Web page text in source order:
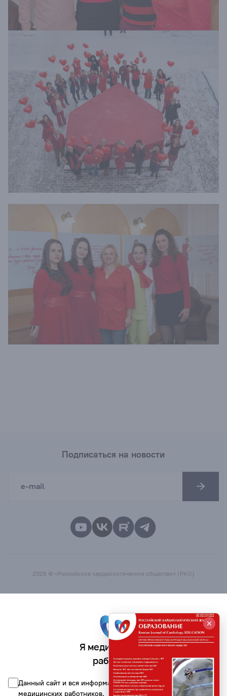
Подписаться на новости
2026 © «Российское кардиологическое общество» (РКО)
Я медицинский
работник
Данный сайт и вся информация на нём предназначена для
медицинских работников.